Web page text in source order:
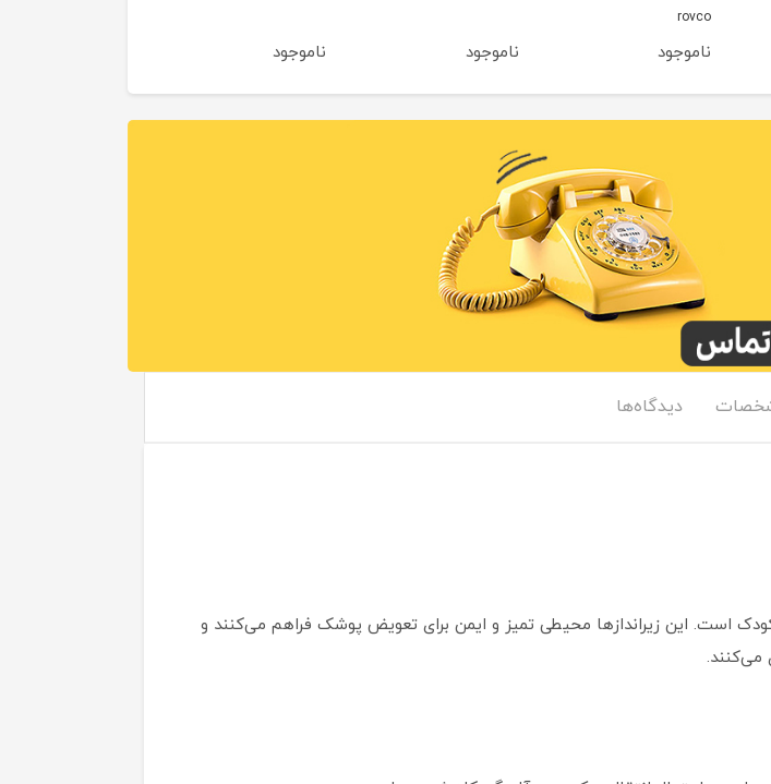
rovco
ناموجود ناموجود ناموجود
دیدگاه‌ها
کودک است. این زیراندازها محیطی تمیز و ایمن برای تعویض پوشک فراهم می‌کنند و
می‌کنند.